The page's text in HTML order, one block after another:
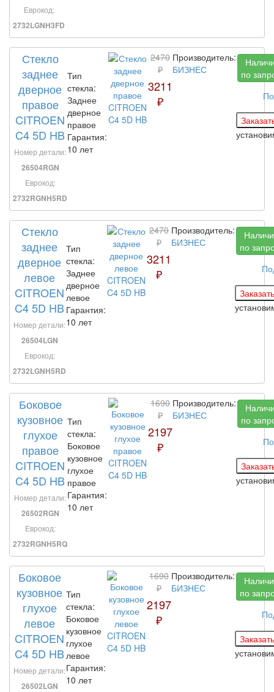
Еврокод:
2732LGNH3FD
Стекло
заднее
дверное
правое
CITROEN
C4 5D HB
Номер детали:
26504RGN
Еврокод:
2732RGNH5RD
Тип
стекла:
Заднее
дверное
правое
Гарантия:
10 лет
2470
₽
3211
₽
Производитель:
БИЗНЕС
по
Стекло
заднее
дверное
левое
CITROEN
C4 5D HB
Номер детали:
26504LGN
Еврокод:
2732LGNH5RD
Тип
стекла:
Заднее
дверное
левое
Гарантия:
10 лет
2470
₽
3211
₽
Производитель:
БИЗНЕС
по
Боковое
кузовное
глухое
правое
CITROEN
C4 5D HB
Номер детали:
26502RGN
Еврокод:
2732RGNH5RQ
Тип
стекла:
Боковое
кузовное
глухое
правое
Гарантия:
10 лет
1690
₽
2197
₽
Производитель:
БИЗНЕС
по
Боковое
кузовное
глухое
левое
CITROEN
C4 5D HB
Номер детали:
26502LGN
Тип
стекла:
Боковое
кузовное
глухое
левое
Гарантия:
10 лет
1690
₽
2197
₽
Производитель:
БИЗНЕС
по